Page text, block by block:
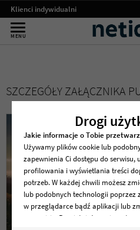
Klienci indywidualni
Małe firmy
Operatorzy
my netia
MENU
Drogi
Jakie informacje o Tobie
Używamy plików cookie lub
zapewnienia Ci dostępu do serwisu,
profilowania i wyświetlania treści
potrzeb. W każdej chwili możesz
lub podobnych technologii poprzez
w przeglądarce bądź aplikacji lub
w serwisie. Pamiętaj, że zmiana ta
SZCZEGÓŁY ZAŁĄCZNIKA